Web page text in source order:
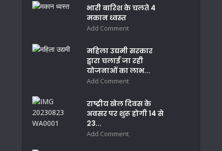
भारी बारिश के चलते 4
मकान ध्वस्त
Add Comment
महिला उद्यमी सरकार
द्वारा चलाई जा रही
योजनाओं का लाभ...
Add Comment
राष्ट्रीय खेल दिवस के
अवसर पर शुरू होगी 14 से
23...
Add Comment